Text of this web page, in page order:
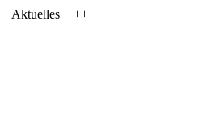
Aktuelles +++